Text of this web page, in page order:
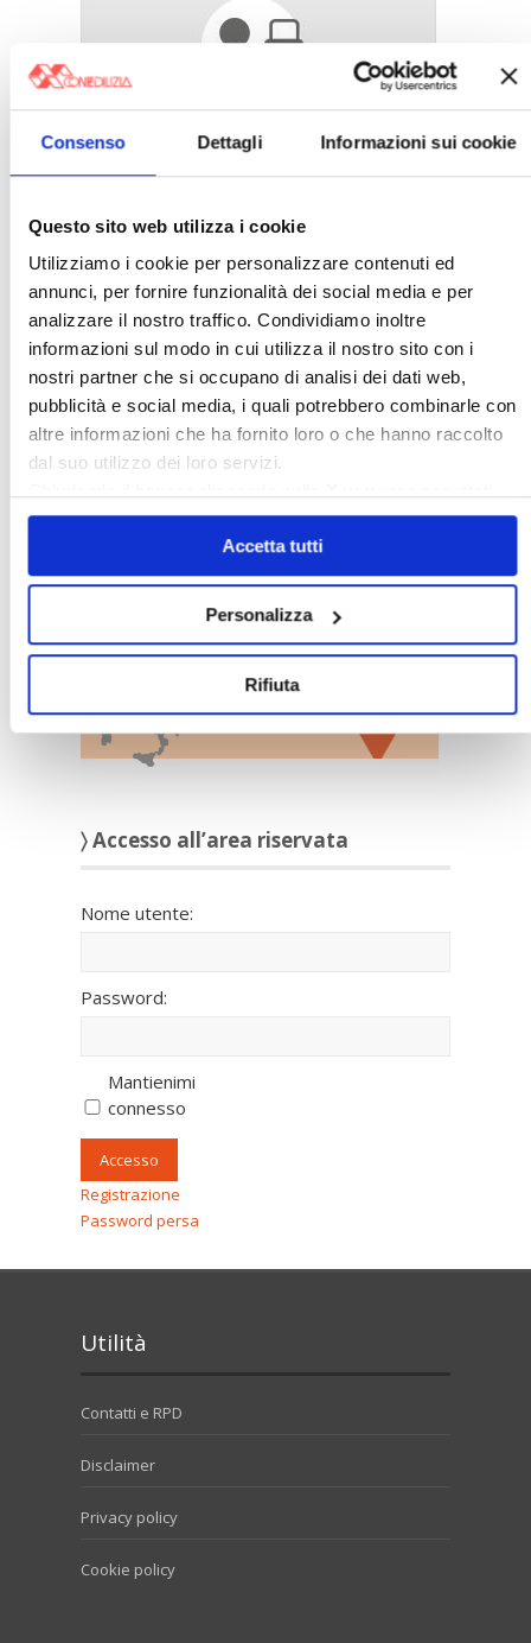
Consenso Dettagli Informazioni sui cookie
Questo sito web utilizza i cookie
Utilizziamo i cookie per personalizzare contenuti ed
annunci, per fornire funzionalità dei social media e per
analizzare il nostro traffico. Condividiamo inoltre
informazioni sul modo in cui utilizza il nostro sito con i
nostri partner che si occupano di analisi dei dati web,
pubblicità e social media, i quali potrebbero combinarle con
altre informazioni che ha fornito loro o che hanno raccolto
dal suo utilizzo dei loro servizi.
solo i cookie necessari.
Accetta tutti
Personalizza
Rifiuta
〉 Sedi Territoriali
〉 Accesso all’area riservata
Nome utente:
Password:
Mantienimi
connesso
Accesso
Registrazione
Password persa
Utilità
Contatti e RPD
Disclaimer
Privacy policy
Cookie policy